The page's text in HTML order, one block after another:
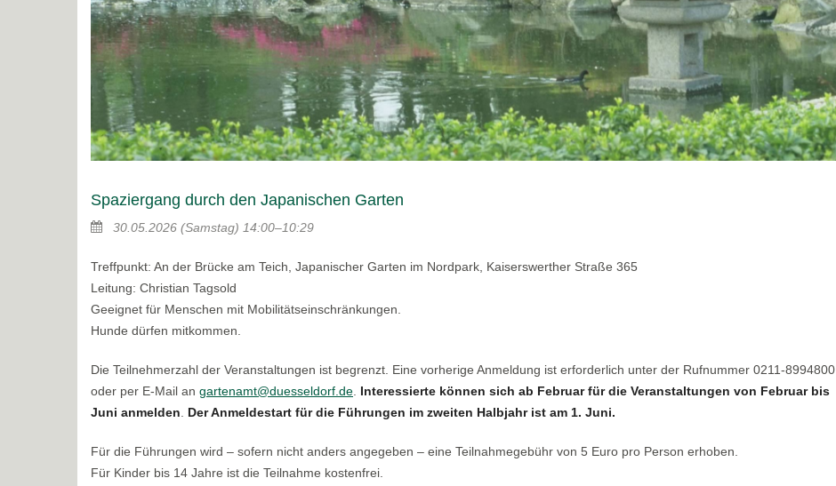
Spaziergang durch den Japanischen Garten
30.05.2026 (Samstag) 14:00–10:29
Treffpunkt: An der Brücke am Teich, Japanischer Garten im Nordpark, Kaiserswerther Straße 365
Leitung: Christian Tagsold
Geeignet für Menschen mit Mobilitätseinschränkungen.
Hunde dürfen mitkommen.
Die Teilnehmerzahl der Veranstaltungen ist begrenzt. Eine vorherige Anmeldung ist erforderlich unter der Rufnummer 0211-8994800
oder per E-Mail an gartenamt@duesseldorf.de Interessierte können sich ab Februar für die Veranstaltungen von Februar bis
Juni anmelden
Der Anmeldestart für die Führungen im zweiten Halbjahr ist am 1. Juni.
Für die Führungen wird – sofern nicht anders angegeben – eine Teilnahmegebühr von 5 Euro pro Person erhoben.
Für Kinder bis 14 Jahre ist die Teilnahme kostenfrei.